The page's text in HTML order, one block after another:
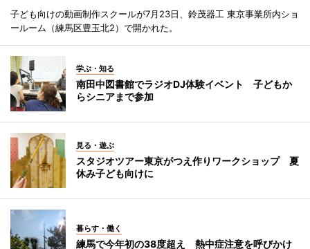
子ども向けの動画制作スクールが7月23日、鈴茂器工 東京事業所内ショ
ールーム（練馬区豊玉北2）で開かれた。
学ぶ・知る
南田中図書館でラジオDJ体験イベント 子どもか
らシニアまで参加
見る・遊ぶ
スタジオツアー東京がつえ作りワークショップ 夏
休み子ども向けに
暮らす・働く
練馬で今年初の38度超え 熱中症注意を呼びかけ